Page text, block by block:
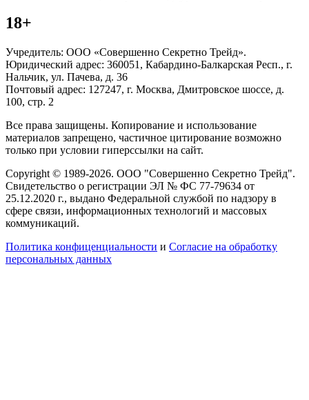
18+
Учредитель: ООО «Совершенно Секретно Трейд».
Юридический адрес: 360051, Кабардино-Балкарская Респ., г.
Нальчик, ул. Пачева, д. 36
Почтовый адрес: 127247, г. Москва, Дмитровское шоссе, д.
100, стр. 2
Все права защищены. Копирование и использование
материалов запрещено, частичное цитирование возможно
только при условии гиперссылки на сайт.
Copyright © 1989-2026. ООО "Совершенно Секретно Трейд".
Свидетельство о регистрации ЭЛ № ФС 77-79634 от
25.12.2020 г., выдано Федеральной службой по надзору в
сфере связи, информационных технологий и массовых
коммуникаций.
Политика конфиценциальности и Согласие на обработку
персональных данных